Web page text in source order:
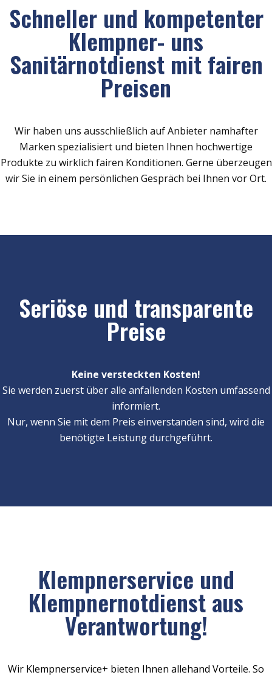
Schneller und kompetenter
Klempner- uns
Sanitärnotdienst mit fairen
Preisen
Wir haben uns ausschließlich auf Anbieter namhafter
Marken spezialisiert und bieten Ihnen hochwertige
Produkte zu wirklich fairen Konditionen. Gerne überzeugen
wir Sie in einem persönlichen Gespräch bei Ihnen vor Ort.
Seriöse und transparente
Preise
Keine versteckten Kosten!
Sie werden zuerst über alle anfallenden Kosten umfassend
informiert.
Nur, wenn Sie mit dem Preis einverstanden sind, wird die
benötigte Leistung durchgeführt.
Klempnerservice und
Klempnernotdienst aus
Verantwortung!
Wir Klempnerservice+ bieten Ihnen allehand Vorteile. So